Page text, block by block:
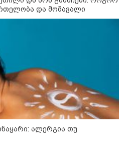
პირდაპირ ეთერში:
"ტიკტოკერს" ლაივის
ესროლეს, ის ადგილზე
- რას ამბობს
მომხდარზე მექსიკის პოლიცია
/ 06-08-2026
მინდა, ბაიდენივით
სცენიდან გადავარდეს“ -
და მომავალი
ალერგია თუ